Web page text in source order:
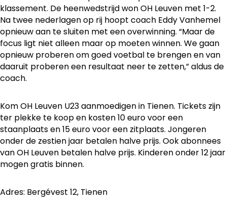
klassement. De heenwedstrijd won OH Leuven met 1-2.
Na twee nederlagen op rij hoopt coach Eddy Vanhemel
opnieuw aan te sluiten met een overwinning. “Maar de
focus ligt niet alleen maar op moeten winnen. We gaan
opnieuw proberen om goed voetbal te brengen en van
daaruit proberen een resultaat neer te zetten,” aldus de
coach.
Kom OH Leuven U23 aanmoedigen in Tienen. Tickets zijn
ter plekke te koop en kosten 10 euro voor een
staanplaats en 15 euro voor een zitplaats. Jongeren
onder de zestien jaar betalen halve prijs. Ook abonnees
van OH Leuven betalen halve prijs. Kinderen onder 12 jaar
mogen gratis binnen.
Adres: Bergévest 12, Tienen